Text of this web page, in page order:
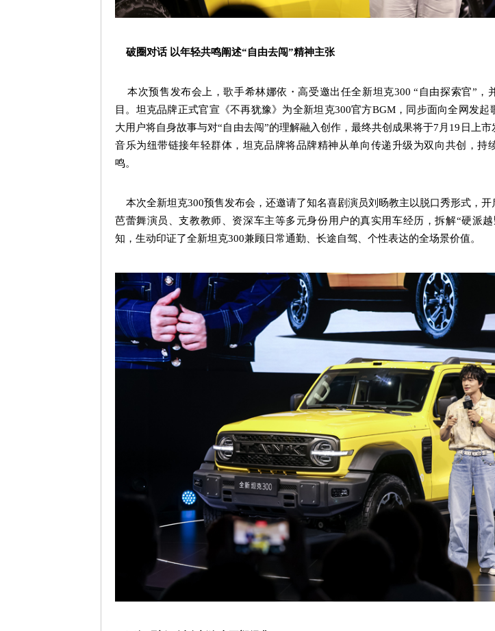
破圈对话 以年轻共鸣阐述“自由去闯”精神主张
本次预售发布会上，歌手希林娜依・高受邀出任全新坦克300 “ 自由探索官” ，
目。坦克品牌正式官宣《不再犹豫》为全新坦克300官方BGM，同步面向全网发起
大用户将自身故事与对“自由去闯”的理解融入创作，最终共创成果将于7 月 19 日上
音乐为纽带链接年轻群体，坦克品牌将品牌精神从单向传递升级为双向共创，持
鸣。
本次全新坦克300预售发布会，还邀请了知名喜剧演员刘旸教主以脱口秀形式，
芭蕾舞演员、支教教师、资深车主等多元身份用户的真实用车经历，拆解“硬派
知，生动印证了全新坦克300兼顾日常通勤、长途自驾、个性表达的全场景价值。